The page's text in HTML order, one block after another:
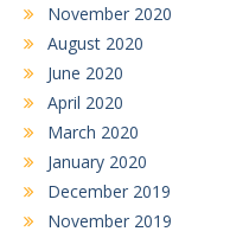
November 2020
August 2020
June 2020
April 2020
March 2020
January 2020
December 2019
November 2019